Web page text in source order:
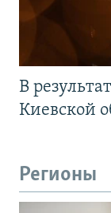
В
Киевской
Регионы